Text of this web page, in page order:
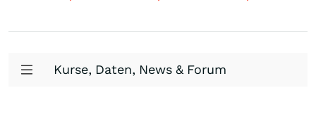
Kurse, Daten, News & Forum